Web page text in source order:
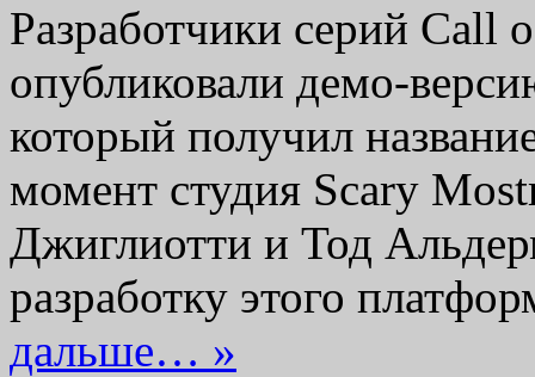
Разработчики серий
опубликовали демо-
который получил
момент студия Scary
Джиглиотти и Тод
разработку этого
дальше… »